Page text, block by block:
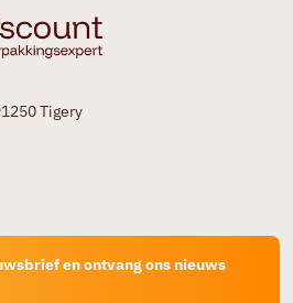
Tigery
en ontvang ons nieuws